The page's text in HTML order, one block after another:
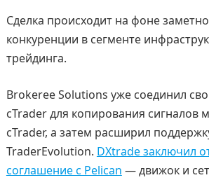
Сделка происходит на фоне
конкуренции в сегменте
трейдинга.
Brokeree Solutions уже соединил
cTrader для копирования сигналов
cTrader, а затем расширил
TraderEvolution. DXtrade заключил
соглашение с Pelican — движок и